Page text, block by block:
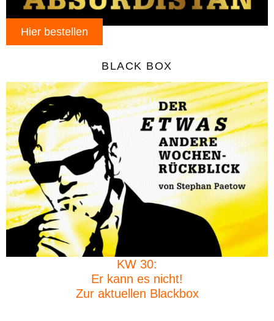
Hier bestellen
BLACK BOX
KW 30:
Er kann es nicht!
Zur aktuellen Blackbox